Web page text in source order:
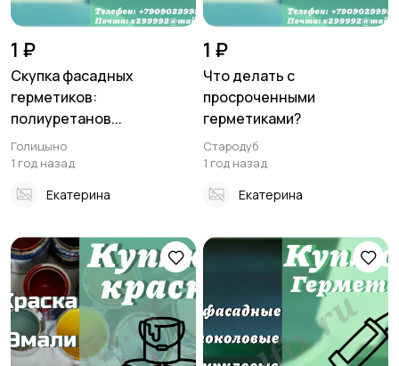
1 ₽
Скупка фасадных
герметиков:
полиуретанов...
Голицыно
1 год назад
Екатерина
1 ₽
Что делать с
просроченными
герметиками?
Стародуб
1 год назад
Екатерина